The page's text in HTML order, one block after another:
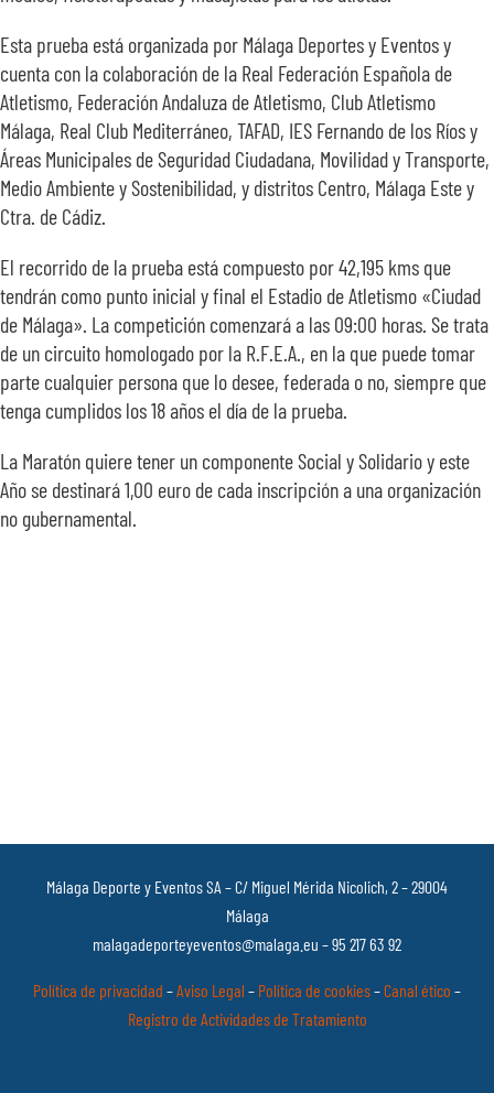
Esta prueba está organizada por Málaga Deportes y Eventos y
cuenta con la colaboración de la Real Federación Española de
Atletismo, Federación Andaluza de Atletismo, Club Atletismo
Málaga, Real Club Mediterráneo, TAFAD, IES Fernando de los Ríos y
Áreas Municipales de Seguridad Ciudadana, Movilidad y Transporte,
Medio Ambiente y Sostenibilidad, y distritos Centro, Málaga Este y
Ctra. de Cádiz.
El recorrido de la prueba está compuesto por 42,195 kms que
tendrán como punto inicial y final el Estadio de Atletismo «Ciudad
de Málaga». La competición comenzará a las 09:00 horas. Se trata
de un circuito homologado por la R.F.E.A., en la que puede tomar
parte cualquier persona que lo desee, federada o no, siempre que
tenga cumplidos los 18 años el día de la prueba.
La Maratón quiere tener un componente Social y Solidario y este
Año se destinará 1,00 euro de cada inscripción a una organización
no gubernamental.
Málaga Deporte y Eventos SA – C/ Miguel Mérida Nicolich, 2 – 29004
Málaga
malagadeporteyeventos@malaga.eu – 95 217 63 92
Política de privacidad –Aviso Legal – Política de cookies–Canal ético –
Registro de Actividades de Tratamiento